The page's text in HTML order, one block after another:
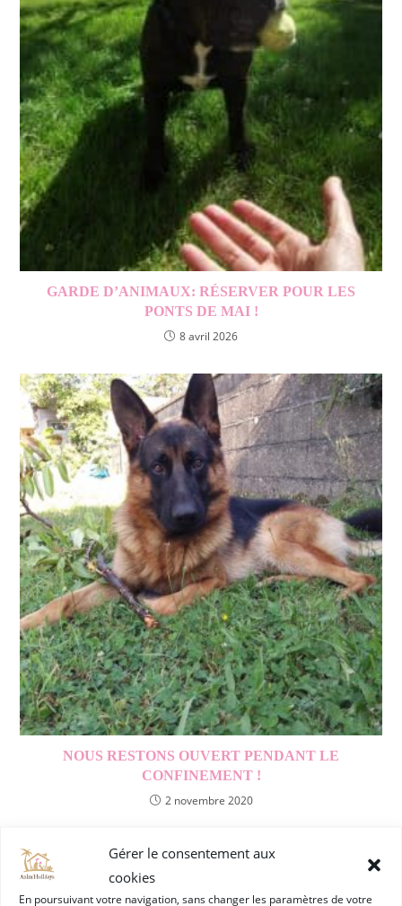
Gérer le consentement aux
cookies
En poursuivant votre navigation, sans changer les paramètres de votre
GARDE D’ANIMAUX: RÉSERVER POUR LES
PONTS DE MAI !
8 avril 2026
NOUS RESTONS OUVERT PENDANT LE
CONFINEMENT !
2 novembre 2020
ARTICLES RÉCENTS